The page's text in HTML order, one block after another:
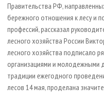
Правительства РФ,
бережного отношения к лесу и
профессий, рассказал
лесного хозяйства России
лесного хозяйства подписало
организациями и молодежными
традиции ежегодного
лесов 14 мая, проделана